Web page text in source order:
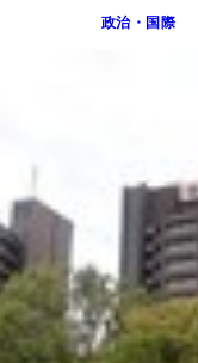
政治・国際